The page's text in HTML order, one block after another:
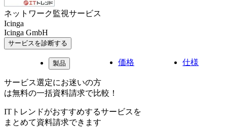
ネットワーク監視サービス
Icinga
Icinga GmbH
サービスを診断する
製品 価格 仕様
サービス選定にお迷いの方
は無料の一括資料請求で比較！
ITトレンドがおすすめするサービスを
まとめて資料請求できます